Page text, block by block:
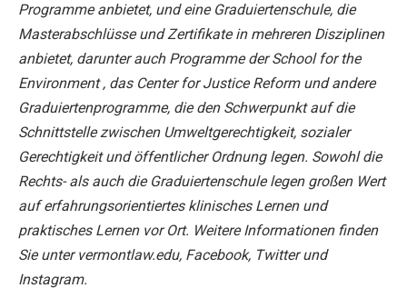
Programme anbietet, und eine Graduiertenschule, die
Masterabschlüsse und Zertifikate in mehreren Disziplinen
anbietet, darunter auch Programme der School for the
Environment , das Center for Justice Reform und andere
Graduiertenprogramme, die den Schwerpunkt auf die
Schnittstelle zwischen Umweltgerechtigkeit, sozialer
Gerechtigkeit und öffentlicher Ordnung legen. Sowohl die
Rechts- als auch die Graduiertenschule legen großen Wert
auf erfahrungsorientiertes klinisches Lernen und
praktisches Lernen vor Ort. Weitere Informationen finden
Sie unter vermontlaw.edu, Facebook, Twitter und
Instagram.